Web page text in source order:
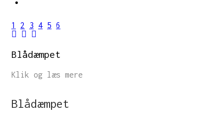
1 2 3 4 5 6
Blådæmpet
Klik og læs mere
Blådæmpet